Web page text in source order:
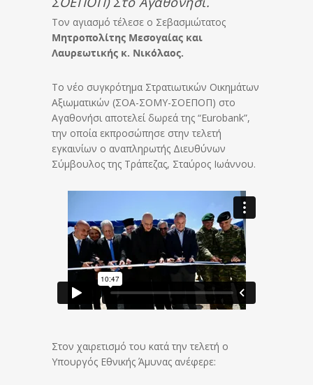
Τον αγιασμό τέλεσε ο Σεβασμιώτατος
Μητροπολίτης Μεσογαίας και
Λαυρεωτικής κ. Νικόλαος.
Το νέο συγκρότημα Στρατιωτικών Οικημάτων
Αξιωματικών (ΣΟΑ-ΣΟΜΥ-ΣΟΕΠΟΠ) στο
Αγαθονήσι αποτελεί δωρεά της “Eurobank”,
την οποία εκπροσώπησε στην τελετή
εγκαινίων ο αναπληρωτής Διευθύνων
Σύμβουλος της Τράπεζας, Σταύρος Ιωάννου.
Στον χαιρετισμό του κατά την τελετή ο
Υπουργός Εθνικής Άμυνας ανέφερε: